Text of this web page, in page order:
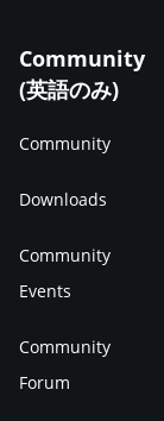
Community
(英語のみ)
Community
Downloads
Community
Events
Community
Forum